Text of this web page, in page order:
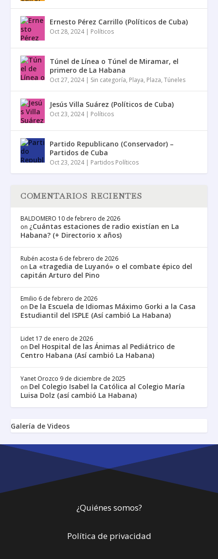
Ernesto Pérez Carrillo (Políticos de Cuba)
Oct 28, 2024| Políticos
Túnel de Línea o Túnel de Miramar, el
primero de La Habana
Oct 27, 2024| Sin categoría, Playa, Plaza,Túneles
Jesús Villa Suárez (Políticos de Cuba)
Oct 23, 2024| Políticos
Partido Republicano (Conservador) –
Partidos de Cuba
Oct 23, 2024| Partidos Políticos
COMENTARIOS RECIENTES
BALDOMERO 10 de febrero de 2026
on ¿Cuántas estaciones de radio existían en La
Habana? (+ Directorio x años)
Rubén acosta 6 de febrero de 2026
on La «tragedia de Luyanó» o el combate épico del
capitán Arturo del Pino
Emilio 6 de febrero de 2026
on De la Escuela de Idiomas Máximo Gorki a la Casa
Estudiantil del ISPLE (Así cambió La Habana)
Lidet 17 de enero de 2026
on Del Hospital de las Ánimas al Pediátrico de
Centro Habana (Así cambió La Habana)
Yanet Orozco 9 de diciembre de 2025
on Del Colegio Isabel la Católica al Colegio María
Luisa Dolz (así cambió La Habana)
Galería de Videos
¿Quiénes somos?
Política de privacidad